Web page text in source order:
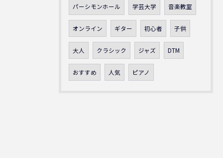
パーシモンホール 学芸大学 音楽教室
オンライン ギター 初心者 子供
大人 クラシック ジャズ DTM
おすすめ 人気 ピアノ